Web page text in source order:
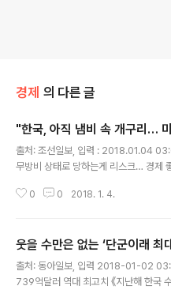
경제 의 다른 글
"한국, 아직 냄비 속 개구리…
출처: 조선일보, 입력 : 2018.01.04
무방비 상태로 당하는게 리스크… 경제
크가 아닙니다. 무방비 상태로 있다가 당
0 0 2018. 1. 4.
웃을 수만은 없는 ‘단군이래 최
출처: 동아일보, 입력 2018-01-02
739억달러 역대 최고치 《지난해 한국